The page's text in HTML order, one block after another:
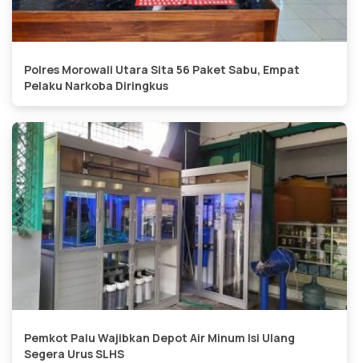
Polres Morowali Utara Sita 56 Paket Sabu, Empat
Pelaku Narkoba Diringkus
Pemkot Palu Wajibkan Depot Air Minum Isi Ulang
Segera Urus SLHS